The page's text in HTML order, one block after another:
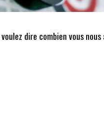
dire combien vous